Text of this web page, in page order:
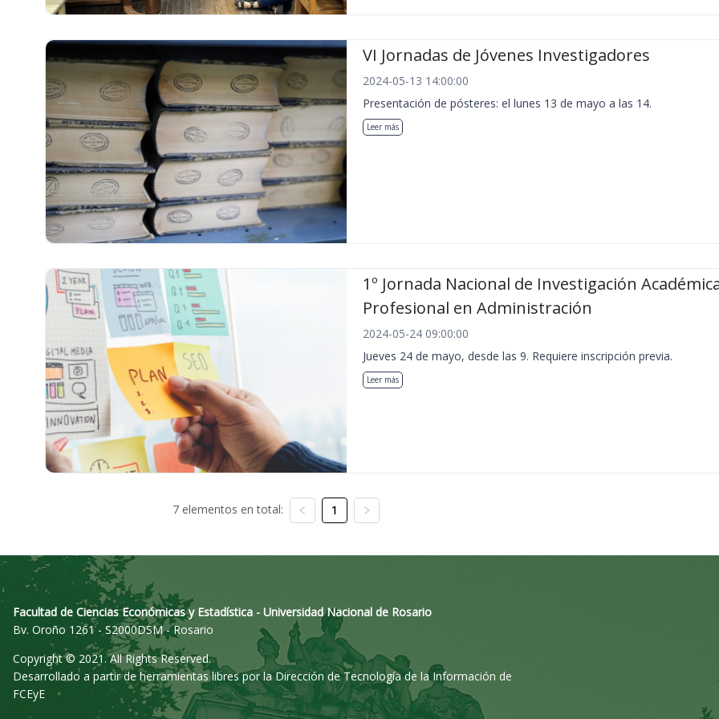
VI Jornadas de Jóvenes Investigadores
2024-05-13 14:00:00
Presentación de pósteres: el lunes 13 de mayo a las 14.
Leer más
1º Jornada Nacional de Investigación
Profesional en Administración
2024-05-24 09:00:00
Jueves 24 de mayo, desde las 9. Requiere inscripción previa.
Leer más
7 elementos en total: 1
Facultad de Ciencias Económicas y Estadística - Universidad Nacional de Rosario
Bv. Oroño 1261 - S2000DSM - Rosario
Copyright © 2021. All Rights Reserved.
Desarrollado a partir de herramientas libres por la Dirección de Tecnología de la Información de
FCEyE